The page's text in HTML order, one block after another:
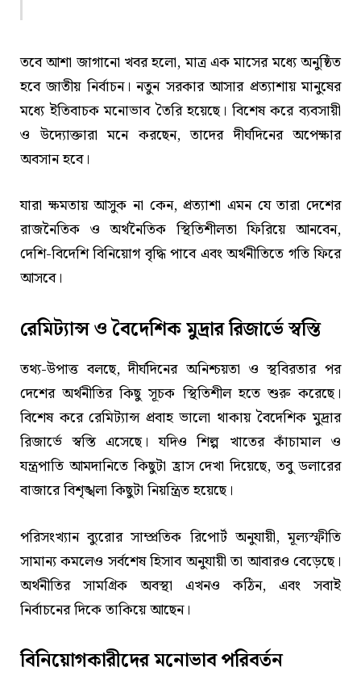
তবে আশা জাগানো খবর হলো, মাত্র এক মাসের মধ্যে অনুষ্ঠিত
হবে জাতীয় নির্বাচন। নতুন সরকার আসার প্রত্যাশায় মানুষের
মধ্যে ইতিবাচক মনোভাব তৈরি হয়েছে। বিশেষ করে ব্যবসায়ী
ও উদ্যোক্তারা মনে করছেন, তাদের দীর্ঘদিনের অপেক্ষার
অবসান হবে।
যারা ক্ষমতায় আসুক না কেন, প্রত্যাশা এমন যে তারা দেশের
রাজনৈতিক ও অর্থনৈতিক স্থিতিশীলতা ফিরিয়ে আনবেন,
দেশি-বিদেশি বিনিয়োগ বৃদ্ধি পাবে এবং অর্থনীতিতে গতি ফিরে
আসবে।
রেমিট্যান্স ও বৈদেশিক মুদ্রার রিজার্ভে স্বস্তি
তথ্য-উপাত্ত বলছে, দীর্ঘদিনের অনিশ্চয়তা ও স্থবিরতার পর
দেশের অর্থনীতির কিছু সূচক স্থিতিশীল হতে শুরু করেছে।
বিশেষ করে রেমিট্যান্স প্রবাহ ভালো থাকায় বৈদেশিক মুদ্রার
রিজার্ভে স্বস্তি এসেছে। যদিও শিল্প খাতের কাঁচামাল ও
যন্ত্রপাতি আমদানিতে কিছুটা হ্রাস দেখা দিয়েছে, তবু ডলারের
বাজারে বিশৃঙ্খলা কিছুটা নিয়ন্ত্রিত হয়েছে।
পরিসংখ্যান ব্যুরোর সাম্প্রতিক রিপোর্ট অনুযায়ী, মূল্যস্ফীতি
সামান্য কমলেও সর্বশেষ হিসাব অনুযায়ী তা আবারও বেড়েছে।
অর্থনীতির সামগ্রিক অবস্থা এখনও কঠিন, এবং সবাই
নির্বাচনের দিকে তাকিয়ে আছেন।
বিনিয়োগকারীদের মনোভাব পরিবর্তন